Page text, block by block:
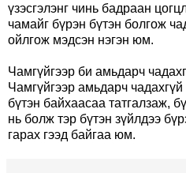
үзэсгэлэнг чинь бадраан
чамайг бүрэн бүтэн болгож
ойлгож мэдсэн нэгэн юм.
Чамгүйгээр би амьдарч
Чамгүйгээр амьдарч
бүтэн байхаасаа татгалзаж,
нь болж тэр бүтэн зүйлдээ
гарах гээд байгаа юм.